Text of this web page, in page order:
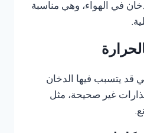
في الهواء، وهي مناسبة
قد يتسبب فيها الدخان
غير صحيحة، مثل